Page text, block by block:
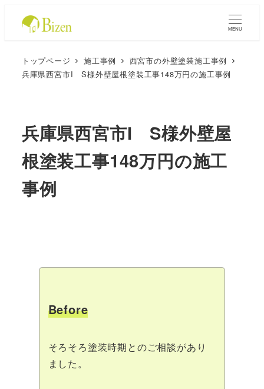
MENU
トップページ 施工事例
西宮市の外壁塗装施工事例
兵庫県西宮市I S様外壁屋根塗装工事148万円の施工事例
兵庫県西宮市I S様外壁屋
根塗装工事148万円の施工
事例
Before
そろそろ塗装時期とのご相談があり
ました。